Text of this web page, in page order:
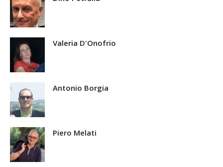
Valeria D'Onofrio
Antonio Borgia
Piero Melati